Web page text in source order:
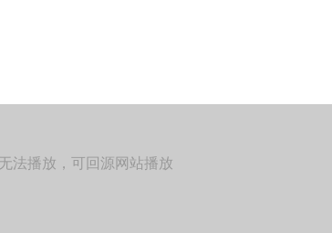
法播放，可回源网站播放